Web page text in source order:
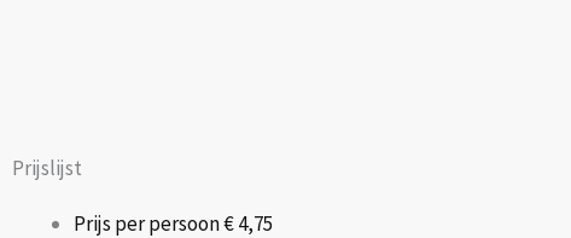
Prijslijst
Prijs per persoon€ 4,75